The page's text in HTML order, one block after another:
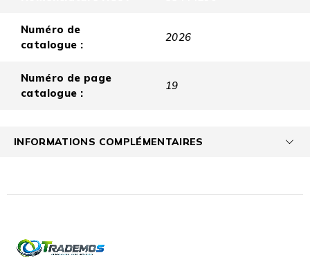
Numéro de
catalogue :
2026
Numéro de page
catalogue :
19
INFORMATIONS COMPLÉMENTAIRES